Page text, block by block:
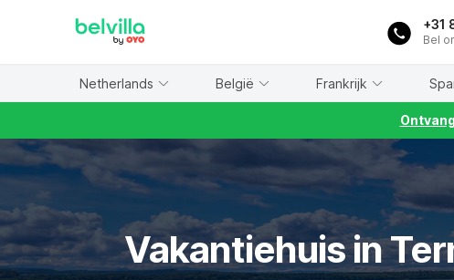
+31
Bel
Netherlands België Frankrijk
Vakantiehuis in